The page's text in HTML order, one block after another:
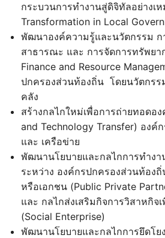
กระบวนการทำงานสู่ดิจิทัลอย่างเ
Transformation in Local
พัฒนาองค์ความรู้และนวัตกรรม ก
สาธารณะ และ การจัดการทรัพย
Finance and Resource
ปกครองส่วนท้องถิ่น โดยนวัตกรร
คลัง
สร้างกลไกใหม่เพื่อการถ่ายทอดอ
and Technology Transfer) องค์
และ เครือข่าย
พัฒนานโยบายและกลไกการทำงา
ระหว่าง องค์กรปกครองส่วนท้อง
หรือเอกชน (Public Private
และ กลไกส่งเสริมกิจการวิสาหกิ
(Social Enterprise)
พัฒนานโยบายและกลไกการยึดโ